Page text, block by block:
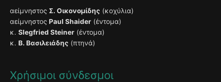
αείμνηστος Σ. Οικονομίδης (κοχύλια)
αείμνηστος Paul Shaider (έντομα)
κ. Slegfried Steiner (έντομα)
κ. Β. Βασιλειάδης (πτηνά)
Χρήσιμοι σύνδεσμοι